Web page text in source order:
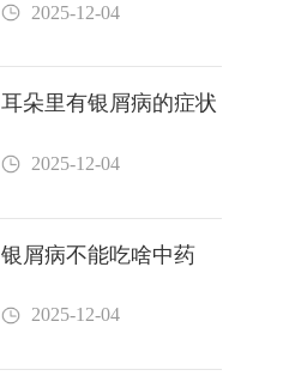
2025-12-04
耳朵里有银屑病的症状
2025-12-04
银屑病不能吃啥中药
2025-12-04